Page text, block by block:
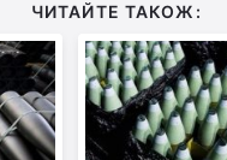
ЧИТАЙТЕ ТАКОЖ: